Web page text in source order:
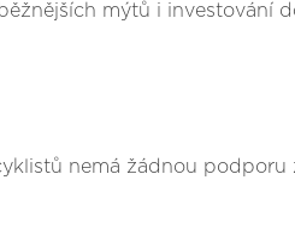
mýtů i investování
nemá žádnou podporu